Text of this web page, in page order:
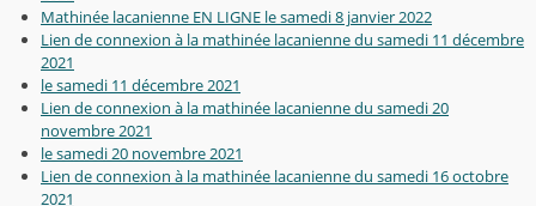
Mathinée lacanienne EN LIGNE le samedi 8 janvier 2022
Lien de connexion à la mathinée lacanienne du samedi 11 décembre
2021
le samedi 11 décembre 2021
Lien de connexion à la mathinée lacanienne du samedi 20
novembre 2021
le samedi 20 novembre 2021
Lien de connexion à la mathinée lacanienne du samedi 16 octobre
2021